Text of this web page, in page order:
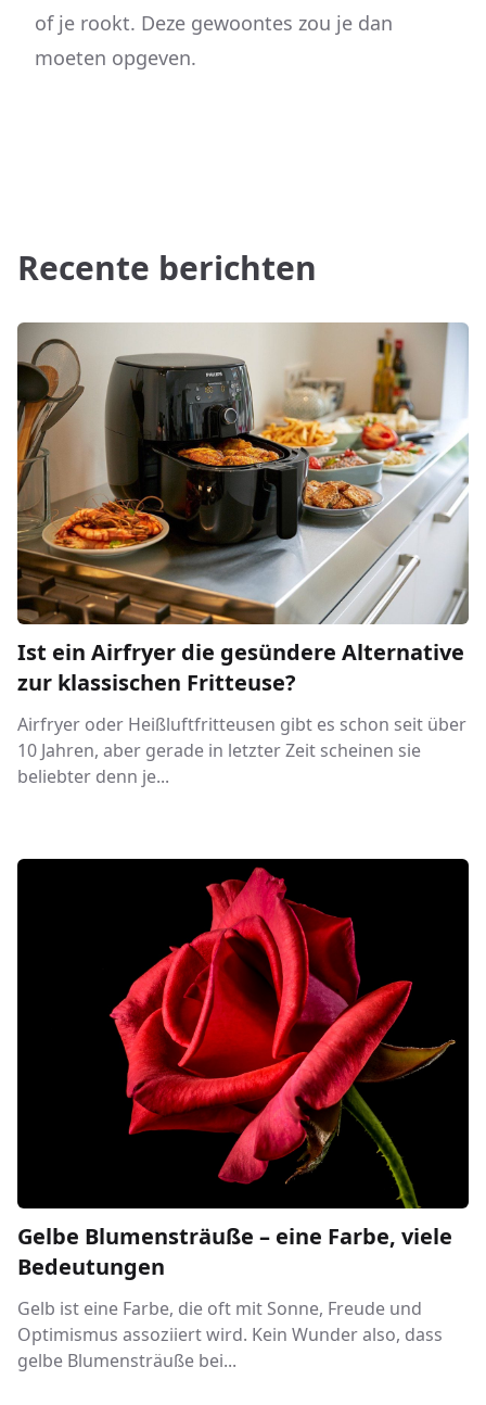
of je rookt. Deze gewoontes zou je dan
moeten opgeven.
Recente berichten
Ist ein Airfryer die gesündere Alternative
zur klassischen Fritteuse?
Airfryer oder Heißluftfritteusen gibt es schon seit über
10 Jahren, aber gerade in letzter Zeit scheinen sie
beliebter denn je...
Gelbe Blumensträuße – eine Farbe, viele
Bedeutungen
Gelb ist eine Farbe, die oft mit Sonne, Freude und
Optimismus assoziiert wird. Kein Wunder also, dass
gelbe Blumensträuße bei...